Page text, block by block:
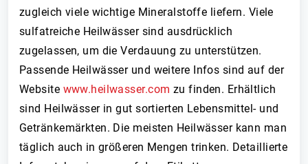
zugleich viele wichtige Mineralstoffe liefern. Viele
sulfatreiche Heilwässer sind ausdrücklich
zugelassen, um die Verdauung zu unterstützen.
Passende Heilwässer und weitere Infos sind auf der
Website www.heilwasser.com zu finden. Erhältlich
sind Heilwässer in gut sortierten Lebensmittel- und
Getränkemärkten. Die meisten Heilwässer kann man
täglich auch in größeren Mengen trinken. Detaillierte